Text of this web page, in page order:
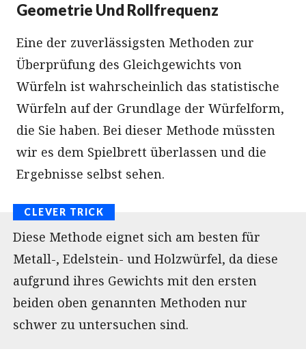
Geometrie Und Rollfrequenz
Eine der zuverlässigsten Methoden zur
Überprüfung des Gleichgewichts von
Würfeln ist wahrscheinlich das statistische
Würfeln auf der Grundlage der Würfelform,
die Sie haben. Bei dieser Methode müssten
wir es dem Spielbrett überlassen und die
Ergebnisse selbst sehen.
Diese Methode eignet sich am besten für
Metall-, Edelstein- und Holzwürfel, da diese
aufgrund ihres Gewichts mit den ersten
beiden oben genannten Methoden nur
schwer zu untersuchen sind.